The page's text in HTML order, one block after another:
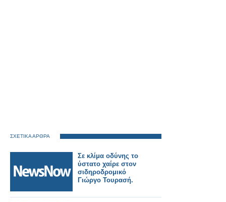
ΣΧΕΤΙΚΑ ΑΡΘΡΑ
Σε κλίμα οδύνης το
ύστατο χαίρε στον
σιδηροδρομικό
Γιώργο Τουρασή.